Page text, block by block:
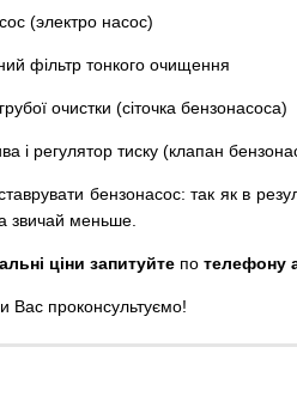
(электро насос)
фільтр тонкого очищення
грубої очистки (сіточка бензонасоса)
і регулятор тиску (клапан
бензонасос: так як в
звичай меньше.
ціни запитуйте по телефону
Вас проконсультуємо!